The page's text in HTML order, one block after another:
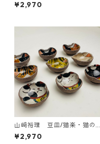
¥2,970
山﨑裕理 豆皿/猫楽・猫のお
顔と招き猫
¥2,970